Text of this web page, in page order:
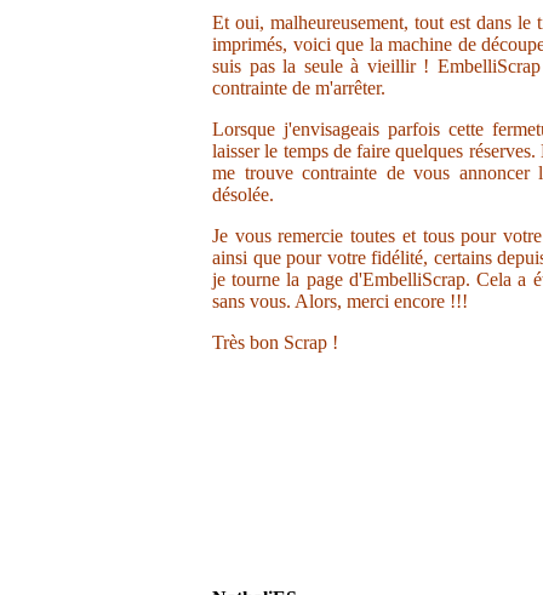
Et oui, malheureusement, tout est dans
imprimés, voici que la machine de
suis pas la seule à vieillir !
contrainte de m'arrêter.
Lorsque j'envisageais parfois cette
laisser le temps de faire quelques
me trouve contrainte de vous annoncer
désolée.
Je vous remercie toutes et tous pour
ainsi que pour votre fidélité, certains
je tourne la page d'EmbelliScrap. Cela a
sans vous. Alors, merci encore !!!
Très bon Scrap !